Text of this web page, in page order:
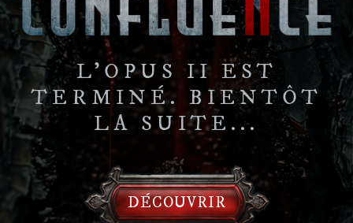
L'OPUS II EST
TERMINÉ. BIENTÔT
LA SUITE...
DÉCOUVRIR